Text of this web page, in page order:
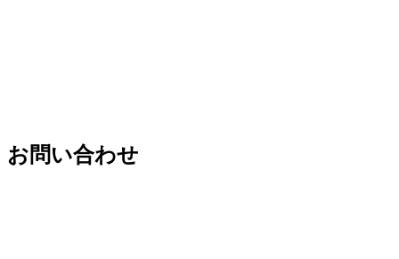
お問い合わせ